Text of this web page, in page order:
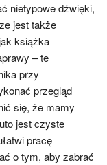
nietypowe dźwięki,
jest także
książka
– te
przy
przegląd
się, że mamy
jest czyste
pracę
o tym, aby zabrać